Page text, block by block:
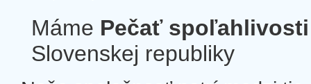
Máme Pečať spoľahlivosti
Slovenskej republiky